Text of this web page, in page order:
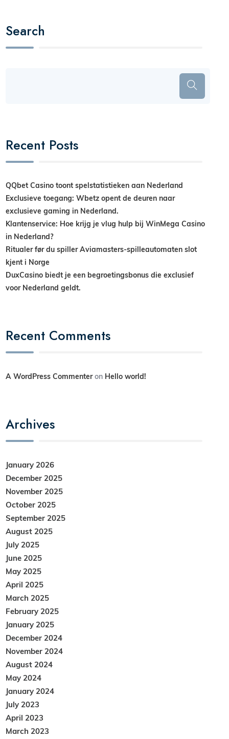
Search
Recent Posts
QQbet Casino toont spelstatistieken aan Nederland
Exclusieve toegang: Wbetz opent de deuren naar
exclusieve gaming in Nederland.
Klantenservice: Hoe krijg je vlug hulp bij WinMega Casino
in Nederland?
Ritualer før du spiller Aviamasters-spilleautomaten slot
kjent i Norge
DuxCasino biedt je een begroetingsbonus die exclusief
voor Nederland geldt.
Recent Comments
A WordPress Commenteron Hello world!
Archives
January 2026
December 2025
November 2025
October 2025
September 2025
August 2025
July 2025
June 2025
May 2025
April 2025
March 2025
February 2025
January 2025
December 2024
November 2024
August 2024
May 2024
January 2024
July 2023
April 2023
March 2023